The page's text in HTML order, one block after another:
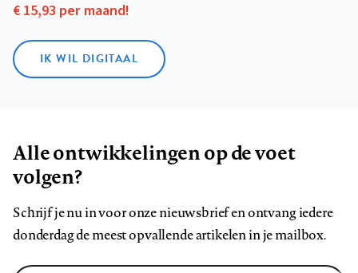
€ 15,93 per maand!
IK WIL DIGITAAL
Alle ontwikkelingen op de voet
volgen?
Schrijf je nu in voor onze nieuwsbrief en ontvang iedere
donderdag de meest opvallende artikelen in je mailbox.